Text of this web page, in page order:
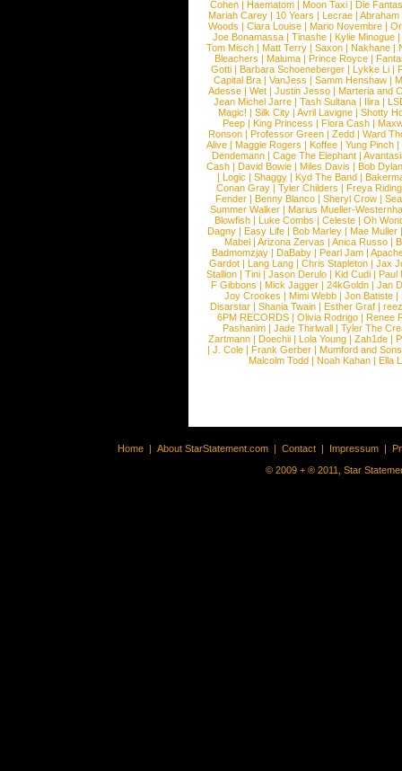
Cohen |Haematom |Moon Taxi |Die
Mariah Carey | 10 Years | Lecrae | Abraham
Woods |Clara Louise |Mario Novembre |
Joe Bonamassa | Tinashe | Kylie Minogue |
Tom Misch |Matt Terry |Saxon |Nakhane |
Bleachers | Maluma | Prince Royce |
Gotti |Barbara Schoeneberger |Lykke Li |
Capital Bra |VanJess |Samm Henshaw |
Adesse |Wet |Justin Jesso |Marteria and
Jean Michel Jarre |Tash Sultana | Ilira |
Magic! | Silk City | Avril Lavigne | Shotty
Peep |King Princess |Flora Cash |
Ronson |Professor Green |Zedd |Ward
Alive |Maggie Rogers |Koffee |Yung Pinch |
Dendemann |Cage The Elephant |
Cash | David Bowie | Miles Davis | Bob Dylan
|Logic |Shaggy |Kyd The Band |
Conan Gray |Tyler Childers |Freya
Fender |Benny Blanco |Sheryl Crow |
Summer Walker |Marius Mueller-
Blowfish | Luke Combs | Celeste | Oh
Dagny |Easy Life |Bob Marley |Mae Muller
Mabel |Arizona Zervas |Anica Russo |
Badmomzjay |DaBaby |Pearl Jam |
Gardot | Lang Lang | Chris Stapleton | Jax
Stallion |Tini |Jason Derulo |Kid Cudi |Paul
F Gibbons | Mick Jagger | 24kGoldn | Jan
Joy Crookes | Mimi Webb | Jon Batiste |
Disarstar | Shania Twain | Esther Graf |
6PM RECORDS | Olivia Rodrigo | Renee
Pashanim |Jade Thirlwall |Tyler The
Zartmann | Doechii | Lola Young | Zah1de |
| J. Cole | Frank Gerber | Mumford and Sons
Malcolm Todd | Noah Kahan | Ella
Home | About StarStatement.com | Contact | Impressum |
© 2009 + ® 2011, Star